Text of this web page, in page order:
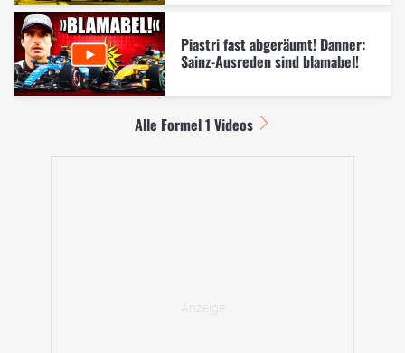
Piastri fast abgeräumt! Danner:
Sainz-Ausreden sind blamabel!
Alle Formel 1 Videos